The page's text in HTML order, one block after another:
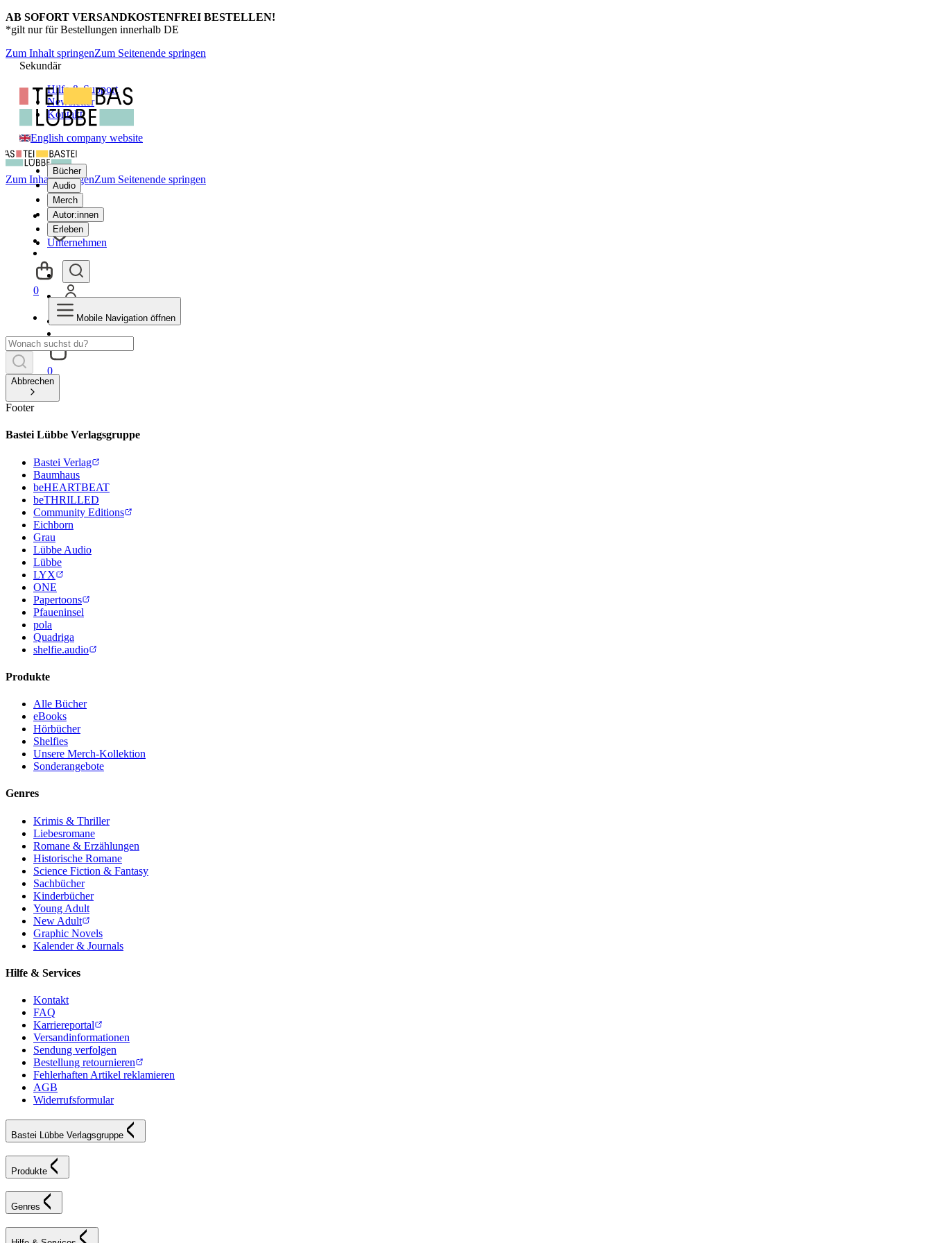
AB SOFORT VERSANDKOSTENFREI BESTELLEN!
*gilt nur für Bestellungen innerhalb DE
Zum Inhalt springenZum Seitenende springen
Sekundär
Hilfe & Support
Newsletter
Kontakt
English company website
Bücher
Audio
Merch
Autor:innen
Erleben
Unternehmen
0
Zum Inhalt springenZum Seitenende springen
0
Mobile Navigation öffnen
Abbrechen
Footer
Bastei Lübbe Verlagsgruppe
Bastei Verlag
Baumhaus
beHEARTBEAT
beTHRILLED
Community Editions
Eichborn
Grau
Lübbe Audio
Lübbe
LYX
ONE
Papertoons
Pfaueninsel
pola
Quadriga
shelfie.audio
Produkte
Alle Bücher
eBooks
Hörbücher
Shelfies
Unsere Merch-Kollektion
Sonderangebote
Genres
Krimis & Thriller
Liebesromane
Romane & Erzählungen
Historische Romane
Science Fiction & Fantasy
Sachbücher
Kinderbücher
Young Adult
New Adult
Graphic Novels
Kalender & Journals
Hilfe & Services
Kontakt
FAQ
Karriereportal
Versandinformationen
Sendung verfolgen
Bestellung retournieren
Fehlerhaften Artikel reklamieren
AGB
Widerrufsformular
Bastei Lübbe Verlagsgruppe
Produkte
Genres